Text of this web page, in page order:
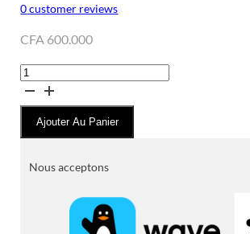
0customer reviews
CFA 600.000
quantité
de
Cuisinière
Performance
Ajouter Au Panier
Nous acceptons